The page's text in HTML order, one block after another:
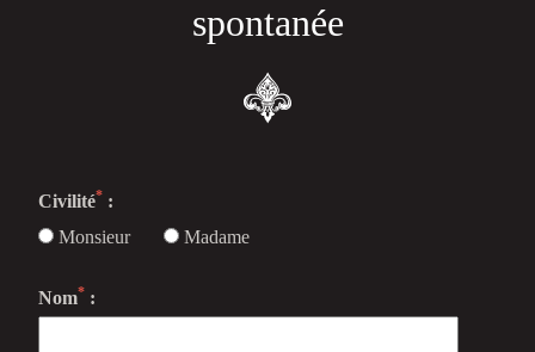
spontanée
Civilité* :
Monsieur
Madame
Nom* :